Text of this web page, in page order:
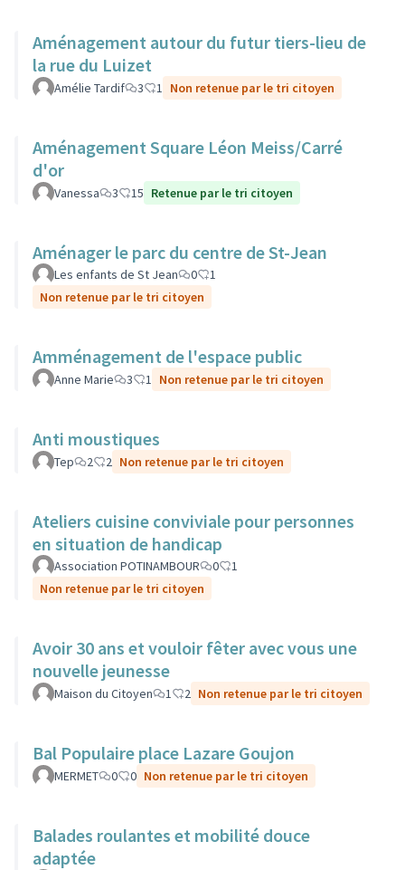
Aménagement autour du futur tiers-lieu de
la rue du Luizet
Amélie Tardif 3 1 Non retenue par le tri citoyen
Aménagement Square Léon Meiss/Carré
d'or
Vanessa 3 15 Retenue par le tri citoyen
Aménager le parc du centre de St-Jean
Les enfants de St Jean 0
1
Non retenue par le tri citoyen
Amménagement de l'espace public
Anne Marie 3 1 Non retenue par le tri citoyen
Anti moustiques
Tep 2 2 Non retenue par le tri citoyen
Ateliers cuisine conviviale pour personnes
en situation de handicap
Association POTINAMBOUR 0
1
Non retenue par le tri citoyen
Avoir 30 ans et vouloir fêter avec vous une
nouvelle jeunesse
Maison du Citoyen 1 2 Non retenue par le tri citoyen
Bal Populaire place Lazare Goujon
MERMET 0 0 Non retenue par le tri citoyen
Balades roulantes et mobilité douce
adaptée